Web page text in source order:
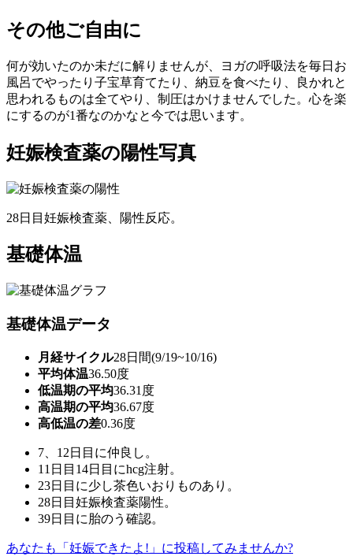
その他ご自由に
何が効いたのか未だに解りませんが、ヨガの呼吸法を毎日お
風呂でやったり子宝草育てたり、納豆を食べたり、良かれと
思われるものは全てやり、制圧はかけませんでした。心を楽
にするのが1番なのかなと今では思います。
妊娠検査薬の陽性写真
28日目妊娠検査薬、陽性反応。
基礎体温
基礎体温データ
月経サイクル28日間(9/19~10/16)
平均体温36.50度
低温期の平均36.31度
高温期の平均36.67度
高低温の差0.36度
7、12日目に仲良し。
11日目14日目にhcg注射。
23日目に少し茶色いおりものあり。
28日目妊娠検査薬陽性。
39日目に胎のう確認。
あなたも「妊娠できたよ!」に投稿してみませんか?